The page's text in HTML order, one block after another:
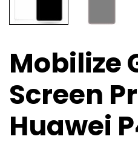
Mobilize
Screen
Huawei